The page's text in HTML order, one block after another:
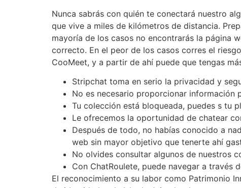
Nunca sabrás con quién te conectará nuestro
que vive a miles de kilómetros de distancia.
mayoría de los casos no encontrarás la página
correcto. En el peor de los casos corres el
CooMeet, y a partir de ahí puede que tengas
Stripchat toma en serio la privacidad y
No es necesario proporcionar información
Tu colección está bloqueada, puedes s tu
Le ofrecemos la oportunidad de chatear
Después de todo, no habías conocido a
web sin mayor objetivo que tenerte ahí
No olvides consultar algunos de nuestros
Con ChatRoulete, puede navegar a través
El reconocimiento a su labor como Patrimonio